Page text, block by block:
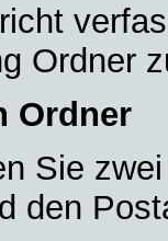
Ordner
Ordner
Sie
den